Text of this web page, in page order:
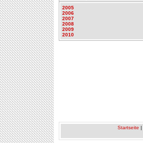
2005
2006
2007
2008
2009
2010
Startseite |